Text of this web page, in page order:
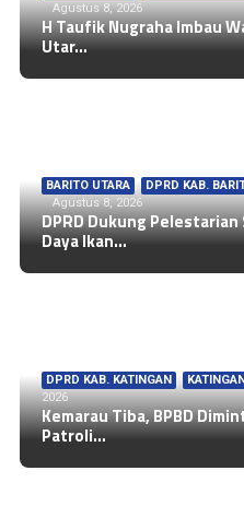
Agustus 8, 2026
H Taufik Nugraha Imbau
Utar…
BARITO UTARA , DPRD KAB.
Agustus 8, 2026
DPRD Dukung
Daya Ikan…
DPRD KAB. KATINGAN ,
2026
Kemarau Tiba, BPBD
Patroli…